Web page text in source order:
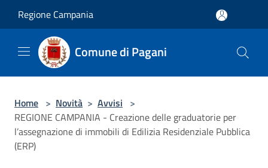
Regione Campania
Comune di Pagani
Home > Novità > Avvisi >
REGIONE CAMPANIA - Creazione delle graduatorie per
l’assegnazione di immobili di Edilizia Residenziale Pubblica
(ERP)